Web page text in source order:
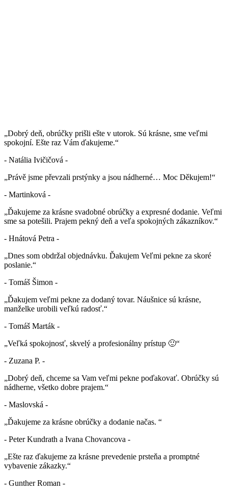
„Dobrý deň, obrúčky prišli ešte v utorok. Sú krásne, sme veľmi
spokojní. Ešte raz Vám ďakujeme.“
- Natália Ivičičová -
„Právě jsme převzali prstýnky a jsou nádherné… Moc Děkujem!“
- Martinková -
„Ďakujeme za krásne svadobné obrúčky a expresné dodanie. Veľmi
sme sa potešili. Prajem pekný deň a veľa spokojných zákazníkov.“
- Hnátová Petra -
„Dnes som obdržal objednávku. Ďakujem Veľmi pekne za skoré
poslanie.“
- Tomáš Šimon -
„Ďakujem veľmi pekne za dodaný tovar. Náušnice sú krásne,
manželke urobili veľkú radosť.“
- Tomáš Marták -
„Veľká spokojnosť, skvelý a profesionálny prístup 🙂“
- Zuzana P. -
„Dobrý deň, chceme sa Vam veľmi pekne poďakovať. Obrúčky sú
nádherne, všetko dobre prajem.“
- Maslovská -
„Ďakujeme za krásne obrúčky a dodanie načas. “
- Peter Kundrath a Ivana Chovancova -
„Ešte raz ďakujeme za krásne prevedenie prsteňa a promptné
vybavenie zákazky.“
- Gunther Roman -